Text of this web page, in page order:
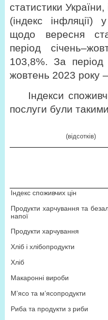
статистики
(індекс
щодо вересня
період
103,8%. За
жовтень 2023 року
Індекси
послуги були
(відсотків)
Індекс споживчих цін
Продукти харчування та
напої
Продукти харчування
Хліб і хлібопродукти
Хліб
Макаронні вироби
М’ясо та м’ясопродукти
Риба та продукти з риби